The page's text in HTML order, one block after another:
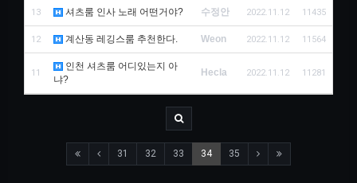
13 셔츠룸 인사 노래 어떤거야? 수정안 2022.11.12 11435
12 계산동 레깅스룸 추천한다. Weon 2022.11.12 11564
11
인천 셔츠룸 어디있는지 아
냐?
Hecla 2022.11.12 11281
31 32 33 34 35